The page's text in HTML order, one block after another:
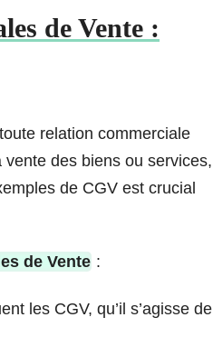
de Vente :
relation commerciale
des biens ou services,
de CGV est crucial
de Vente :
les CGV, qu’il s’agisse de